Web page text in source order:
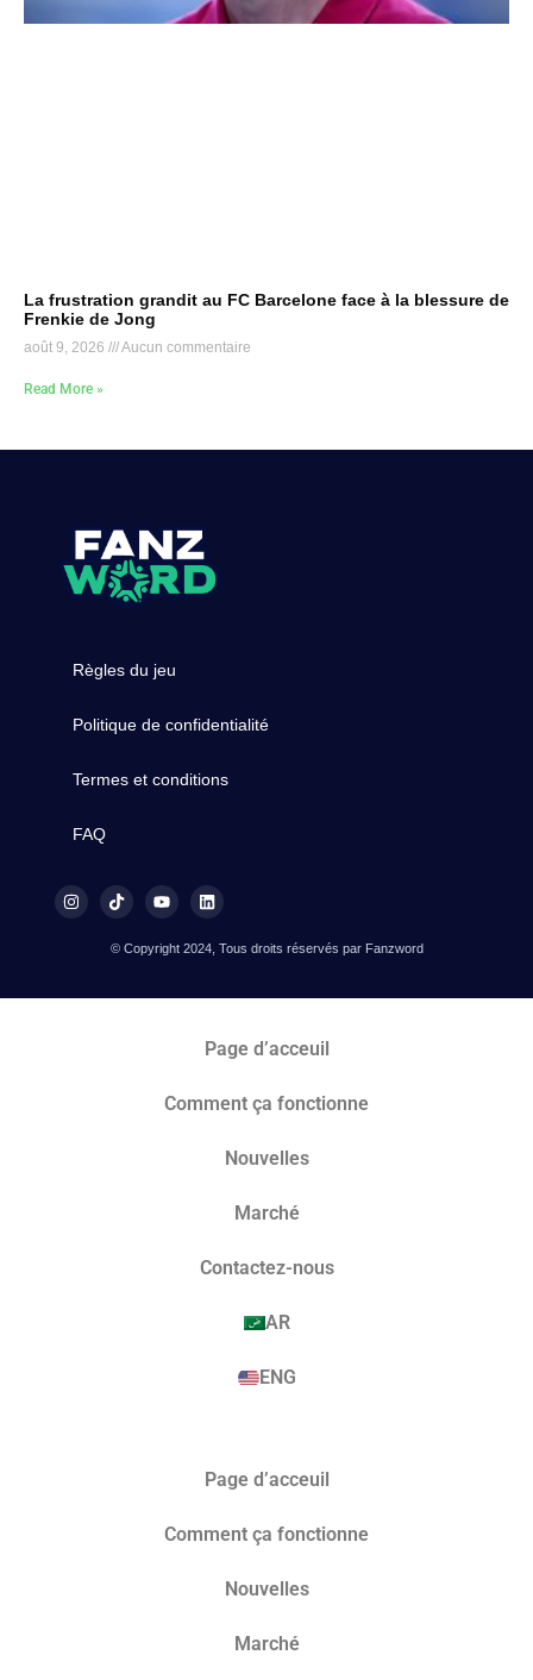
La frustration grandit au FC Barcelone face à la blessure de
Frenkie de Jong
août 9, 2026 Aucun commentaire
Read More »
Règles du jeu
Politique de confidentialité
Termes et conditions
FAQ
© Copyright 2024, Tous droits réservés par Fanzword
Page d’acceuil
Comment ça fonctionne
Nouvelles
Marché​
Contactez-nous
AR
ENG
Page d’acceuil
Comment ça fonctionne
Nouvelles
Marché​